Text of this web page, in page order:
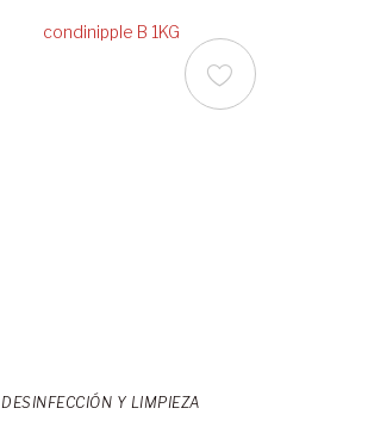
DESINFECCIÓN Y LIMPIEZA